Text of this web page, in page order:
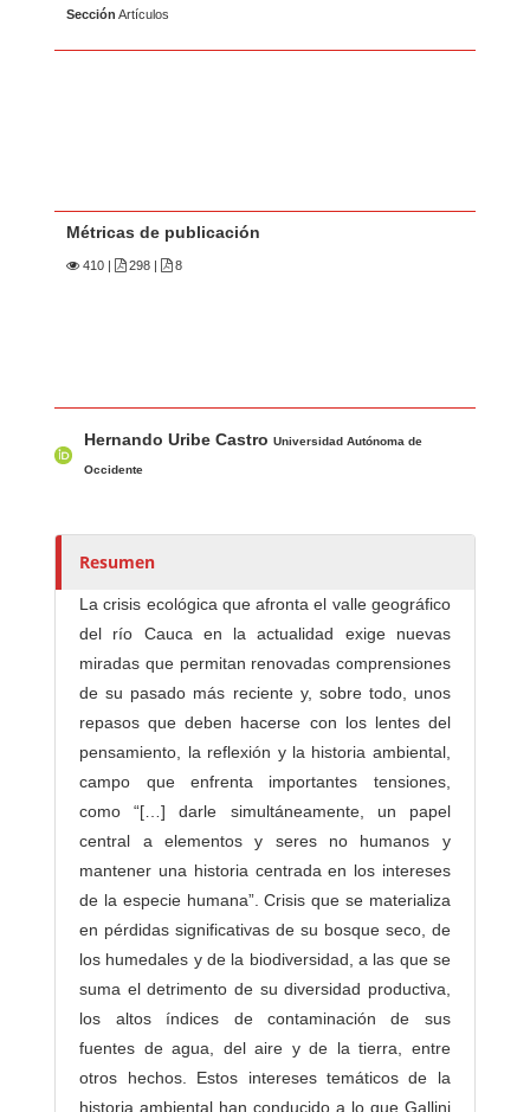
Sección Artículos
Métricas de publicación
410 | 298 | 8
u
r
s
Hernando Uribe CastroUniversidad Autónoma de
Occidente
Resumen
La crisis ecológica que afronta el valle geográfico
del río Cauca en la actualidad exige nuevas
miradas que permitan renovadas comprensiones
de su pasado más reciente y, sobre todo, unos
repasos que deben hacerse con los lentes del
pensamiento, la reflexión y la historia ambiental,
campo que enfrenta importantes tensiones,
como “[…] darle simultáneamente, un papel
central a elementos y seres no humanos y
mantener una historia centrada en los intereses
de la especie humana”. Crisis que se materializa
en pérdidas significativas de su bosque seco, de
los humedales y de la biodiversidad, a las que se
suma el detrimento de su diversidad productiva,
los altos índices de contaminación de sus
fuentes de agua, del aire y de la tierra, entre
otros hechos. Estos intereses temáticos de la
historia ambiental han conducido a lo que Gallini